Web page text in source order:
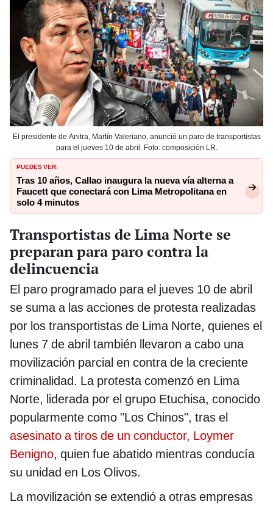
El presidente de Anitra, Martín Valeriano, anunció un paro de transportistas
para el jueves 10 de abril. Foto: composición LR.
PUEDES VER:
Tras 10 años, Callao inaugura la nueva vía alterna a
Faucett que conectará con Lima Metropolitana en
solo 4 minutos
Transportistas de Lima Norte se
preparan para paro contra la
delincuencia
El paro programado para el jueves 10 de abril
se suma a las acciones de protesta realizadas
por los transportistas de Lima Norte, quienes el
lunes 7 de abril también llevaron a cabo una
movilización parcial en contra de la creciente
criminalidad. La protesta comenzó en Lima
Norte, liderada por el grupo Etuchisa, conocido
popularmente como "Los Chinos", tras el
asesinato a tiros de un conductor, Loymer
Benigno, quien fue abatido mientras conducía
su unidad en Los Olivos.
La movilización se extendió a otras empresas